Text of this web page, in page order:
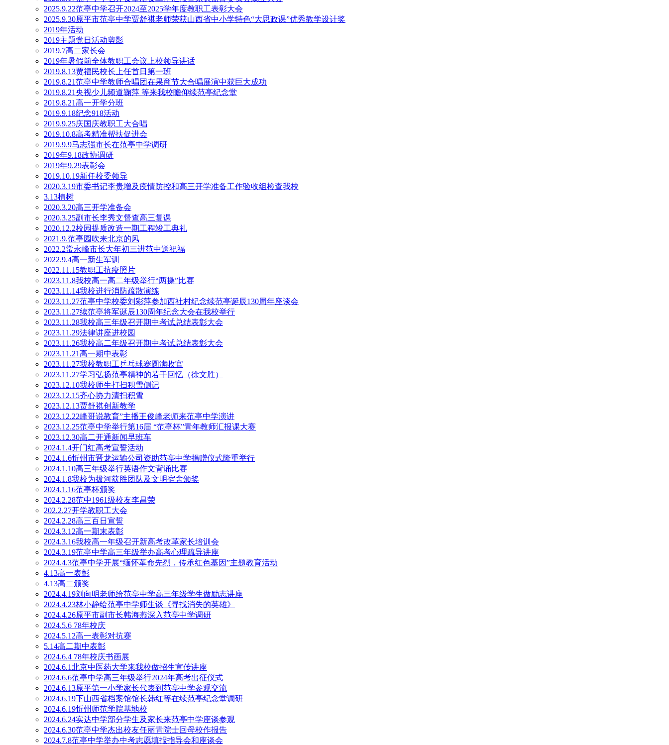
2025.9.22范亭中学召开2024至2025学年度教职工表彰大会
2025.9.30原平市范亭中学贾舒祺老师荣获山西省中小学特色“大思政课”优秀教学设计奖
2019年活动
2019主题党日活动剪影
2019.7高二家长会
2019年暑假前全体教职工会议上校领导讲话
2019.8.13贾福民校长上任首日第一班
2019.8.21范亭中学教师合唱团在果商节大合唱展演中获巨大成功
2019.8.21央视少儿频道鞠萍 等来我校瞻仰续范亭纪念堂
2019.8.21高一开学分班
2019.9.18纪念918活动
2019.9.25庆国庆教职工大合唱
2019.10.8高考精准帮扶促进会
2019.9.9马志强市长在范亭中学调研
2019年9.18政协调研
2019年9.29表彰会
2019.10.19新任校委领导
2020.3.19市委书记李贵增及疫情防控和高三开学准备工作验收组检查我校
3.13植树
2020.3.20高三开学准备会
2020.3.25副市长李秀文督查高三复课
2020.12.2校园提质改造一期工程竣工典礼
2021.9.范亭园吹来北京的风
2022.2常永峰市长大年初三进范中送祝福
2022.9.4高一新生军训
2022.11.15教职工抗疫照片
2023.11.8我校高一高二年级举行“两操”比赛
2023.11.14我校进行消防疏散演练
2023.11.27范亭中学校委刘彩萍参加西社村纪念续范亭诞辰130周年座谈会
2023.11.27续范亭将军诞辰130周年纪念大会在我校举行
2023.11.28我校高三年级召开期中考试总结表彰大会
2023.11.29法律讲座进校园
2023.11.26我校高二年级召开期中考试总结表彰大会
2023.11.21高一期中表彰
2023.11.27我校教职工乒乓球赛圆满收官
2023.11.27学习弘扬范亭精神的若干回忆（徐文胜）
2023.12.10我校师生打扫积雪侧记
2023.12.15齐心协力清扫积雪
2023.12.13贾舒祺创新教学
2023.12.22峰哥说教育”主播王俊峰老师来范亭中学演讲
2023.12.25范亭中学举行第16届 “范亭杯”青年教师汇报课大赛
2023.12.30高二开通新闻早班车
2024.1.4开门红高考宣誓活动
2024.1.6忻州市晋龙运输公司资助范亭中学捐赠仪式隆重举行
2024.1.10高三年级举行英语作文背诵比赛
2024.1.8我校为拔河获胜团队及文明宿舍颁奖
2024.1.16范亭杯颁奖
2024.2.28范中1961级校友李昌荣
202.2.27开学教职工大会
2024.2.28高三百日宣誓
2024.3.12高一期末表彰
2024.3.16我校高一年级召开新高考改革家长培训会
2024.3.19范亭中学高三年级举办高考心理疏导讲座
2024.4.3范亭中学开展“缅怀革命先烈，传承红色基因”主题教育活动
4.13高一表彰
4.13高二颁奖
2024.4.19刘向明老师给范亭中学高三年级学生做励志讲座
2024.4.23林小静给范亭中学师生谈《寻找消失的英雄》
2024.4.26原平市副市长韩海燕深入范亭中学调研
2024.5.6 78年校庆
2024.5.12高一表彰对抗赛
5.14高二期中表彰
2024.6.4 78年校庆书画展
2024.6.1北京中医药大学来我校做招生宣传讲座
2024.6.6范亭中学高三年级举行2024年高考出征仪式
2024.6.13原平第一小学家长代表到范亭中学参观交流
2024.6.19下山西省档案馆馆长韩红等在续范亭纪念堂调研
2024.6.19忻州师范学院基地校
2024.6.24实达中学部分学生及家长来范亭中学座谈参观
2024.6.30范亭中学杰出校友任丽青院士回母校作报告
2024.7.8范亭中学举办中考志愿填报指导会和座谈会